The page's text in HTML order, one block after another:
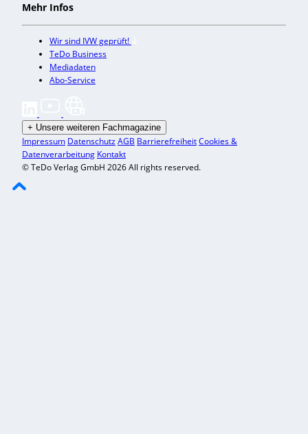
Mehr Infos
Wir sind IVW geprüft!
TeDo Business
Mediadaten
Abo-Service
+ Unsere weiteren Fachmagazine
Impressum DatenschutzAGB BarrierefreiheitCookies &
Datenverarbeitung Kontakt
© TeDo Verlag GmbH 2026 All rights reserved.